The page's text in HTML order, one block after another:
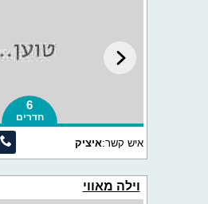
6
חדרים
איש קשר:איציק
וילה מאווי